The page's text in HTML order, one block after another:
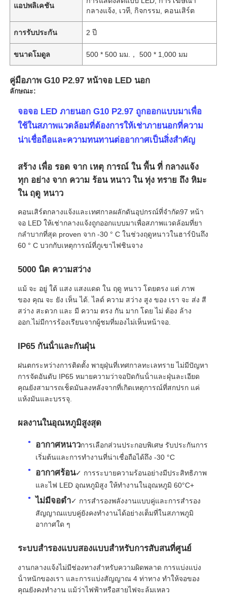
บ้าน
สินค้า
วิดีโอ
ทัวร์โรงงาน
การควบคุมคุณภาพ
ข่าว
แอปพลิเคชัน
กลางแจ้ง, เวที, กิจกรรม, คอนเสิร์ต
การรับประกัน 2 ปี
ขนาดโมดูล 500 * 500 มม.， 500 * 1,000 มม
คู่มือภาพ G10 P2.97 หน้าจอ LED นอก
ลักษณะ:
จอจอ LED ภายนอก G10 P2.97 ถูกออกแบบมาเพื่อ
ใช้ในสภาพแวดล้อมที่ต้องการให้เช่าภายนอกที่ความ
น่าเชื่อถือและความทนทานต่ออากาศเป็นสิ่งสําคัญ
สร้าง เพื่อ รอด จาก เหตุ การณ์ ใน พื้น ที่ กลางแจ้ง
ทุก อย่าง จาก ความ ร้อน หนาว ใน ทุ่ง ทราย ถึง หิมะ
ใน ฤดู หนาว
คอนเสิร์ตกลางแจ้งและเทศกาลผลักดันอุปกรณ์ที่จํากัด97 หน้า
จอ LED ให้เช่ากลางแจ้งถูกออกแบบมาเพื่อสภาพแวดล้อมที่ยา
กลําบากที่สุด proven จาก -30 ° C ในช่วงฤดูหนาวในฮาร์บินถึง
60 ° C บวกกับเหตุการณ์ที่ภูเขาไฟชินจาง
5000 นิต ความสว่าง
แม้ จะ อยู่ ใต้ แสง แสงแดด ใน ฤดู หนาว โดยตรง แต่ ภาพ
ของ คุณ จะ ยัง เห็น ได้. ไลด์ ความ สว่าง สูง ของ เรา จะ ส่ง สี
สว่าง สะดวก และ มี ความ ตรง กัน มาก โดย ไม่ ต้อง ล้าง
ออก.ไม่มีการร้องเรียนจากผู้ชมที่มองไม่เห็นหน้าจอ.
IP65 กันน้ําและกันฝุ่น
ฝนตกระหว่างการติดตั้ง พายุฝุ่นที่เทศกาลทะเลทราย ไม่มีปัญหา
การจัดอันดับ IP65 หมายความว่าจอปิดกันน้ําและฝุ่นละเอียด
คุณยังสามารถเช็ดมันลงหลังจากที่เกิดเหตุการณ์ที่สกปรก แค่
แห้งมันและบรรจุ.
ผลงานในอุณหภูมิสูงสุด
อากาศหนาวการเลือกส่วนประกอบพิเศษ รับประกันการ
เริ่มต้นและการทํางานที่น่าเชื่อถือได้ถึง -30 °C
อากาศร้อน✓ การระบายความร้อนอย่างมีประสิทธิภาพ
และไฟ LED อุณหภูมิสูง ให้ทํางานในอุณหภูมิ 60°C+
ไม่มีจอดํา✓ การสํารองพลังงานแบบคู่และการสํารอง
สัญญาณแบบคู่ยังคงทํางานได้อย่างเต็มที่ในสภาพภูมิ
อากาศใด ๆ
ระบบสํารองแบบสองแบบสําหรับการสับสนที่ศูนย์
งานกลางแจ้งไม่มีช่องทางสําหรับความผิดพลาด การแบ่งแบ่ง
น้ําหนักของเรา และการแบ่งสัญญาณ 4 ท่าทาง ทําให้จอของ
คุณยังคงทํางาน แม้ว่าไฟฟ้าหรือสายไฟจะล้มเหลว